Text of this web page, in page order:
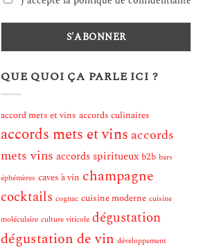
QUE QUOI ÇA PARLE ICI ?
accord mets et vins accords culinaires
accords mets et vins accords
mets vins accords spiritueux b2b bars
éphémères caves à vin champagne
cocktails cognac cuisine moderne cuisine
moléculaire culture viticole dégustation
dégustation de vin développement